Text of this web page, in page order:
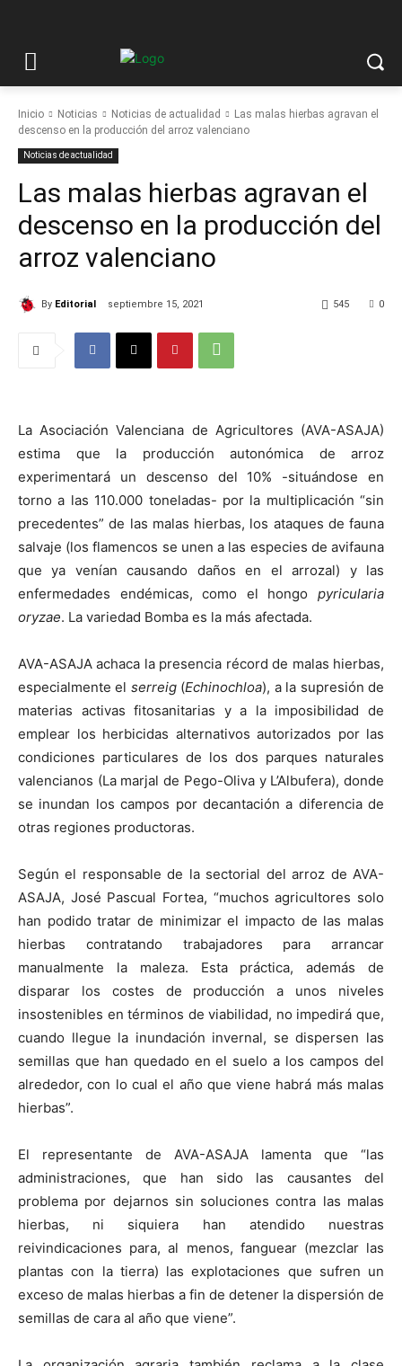
Inicio Noticias Noticias de actualidad
Las malas hierbas agravan el
descenso en la producción del arroz valenciano
Noticias de actualidad
Las malas hierbas agravan el
descenso en la producción del
arroz valenciano
By Editorial septiembre 15, 2021 0
545
La Asociación Valenciana de Agricultores (AVA-ASAJA)
estima que la producción autonómica de arroz
experimentará un descenso del 10% -situándose en
torno a las 110.000 toneladas- por la multiplicación “sin
precedentes” de las malas hierbas, los ataques de fauna
salvaje (los flamencos se unen a las especies de avifauna
que ya venían causando daños en el arrozal) y las
enfermedades endémicas, como el hongo pyricularia
oryzae. La variedad Bomba es la más afectada.
AVA-ASAJA achaca la presencia récord de malas hierbas,
especialmente el serreig(Echinochloa), a la supresión de
materias activas fitosanitarias y a la imposibilidad de
emplear los herbicidas alternativos autorizados por las
condiciones particulares de los dos parques naturales
valencianos (La marjal de Pego-Oliva y L’Albufera), donde
se inundan los campos por decantación a diferencia de
otras regiones productoras.
Según el responsable de la sectorial del arroz de AVA-
ASAJA, José Pascual Fortea, “muchos agricultores solo
han podido tratar de minimizar el impacto de las malas
hierbas contratando trabajadores para arrancar
manualmente la maleza. Esta práctica, además de
disparar los costes de producción a unos niveles
insostenibles en términos de viabilidad, no impedirá que,
cuando llegue la inundación invernal, se dispersen las
semillas que han quedado en el suelo a los campos del
alrededor, con lo cual el año que viene habrá más malas
hierbas”.
El representante de AVA-ASAJA lamenta que “las
administraciones, que han sido las causantes del
problema por dejarnos sin soluciones contra las malas
hierbas, ni siquiera han atendido nuestras
reivindicaciones para, al menos, fanguear (mezclar las
plantas con la tierra) las explotaciones que sufren un
exceso de malas hierbas a fin de detener la dispersión de
semillas de cara al año que viene”.